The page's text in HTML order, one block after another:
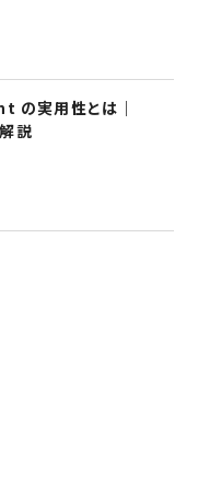
の実用性とは｜
説